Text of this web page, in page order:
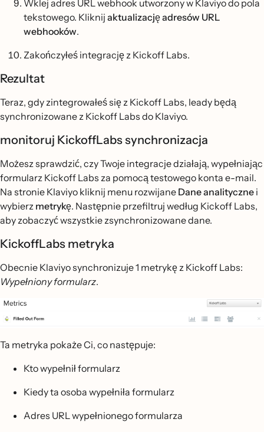
Wklej adres URL webhook utworzony w Klaviyo do pola
tekstowego. Kliknij aktualizację adresów URL
webhooków.
Zakończyłeś integrację z Kickoff Labs.
Rezultat
Teraz, gdy zintegrowałeś się z Kickoff Labs, leady będą
synchronizowane z Kickoff Labs do Klaviyo.
monitoruj KickoffLabs synchronizacja
Możesz sprawdzić, czy Twoje integracje działają, wypełniając
formularz Kickoff Labs za pomocą testowego konta e-mail.
Na stronie Klaviyo kliknij menu rozwijane Dane analityczne i
wybierz metrykę. Następnie przefiltruj według Kickoff Labs,
aby zobaczyć wszystkie zsynchronizowane dane.
KickoffLabs metryka
Obecnie Klaviyo synchronizuje 1 metrykę z Kickoff Labs:
Wypełniony formularz.
Ta metryka pokaże Ci, co następuje:
Kto wypełnił formularz
Kiedy ta osoba wypełniła formularz
Adres URL wypełnionego formularza